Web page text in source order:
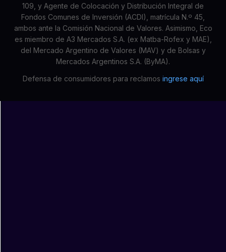
109, y Agente de Colocación y Distribución Integral de
Fondos Comunes de Inversión (ACDI), matrícula N.º 45,
ambos ante la Comisión Nacional de Valores. Asimismo, Eco
es miembro de A3 Mercados S.A. (ex Matba-Rofex y MAE),
del Mercado Argentino de Valores (MAV) y de Bolsas y
Mercados Argentinos S.A. (ByMA).
Defensa de consumidores para reclamos ingrese aquí